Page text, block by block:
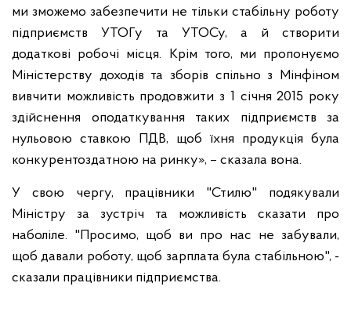
ми зможемо забезпечити не тільки стабільну роботу
підприємств УТОГу та УТОСу, а й створити
додаткові робочі місця. Крім того, ми пропонуємо
Міністерству доходів та зборів спільно з Мінфіном
вивчити можливість продовжити з 1 січня 2015 року
здійснення оподаткування таких підприємств за
нульовою ставкою ПДВ, щоб їхня продукція була
конкурентоздатною на ринку», – сказала вона.
У свою чергу, працівники "Стилю" подякували
Міністру за зустріч та можливість сказати про
наболіле. "Просимо, щоб ви про нас не забували,
щоб давали роботу, щоб зарплата була стабільною", -
сказали працівники підприємства.